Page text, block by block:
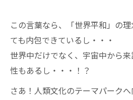
この言葉なら、「世界平和」の
ても内包できているし・・・
世界中だけでなく、宇宙中から
性もあるし・・・！？
さあ！人類文化のテーマパークへ